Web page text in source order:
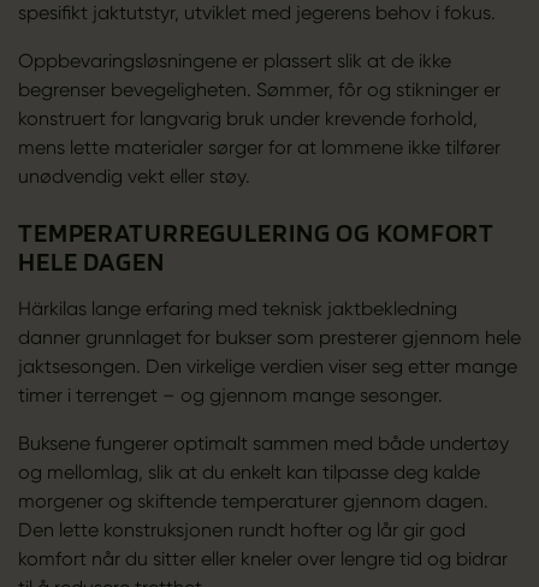
spesifikt jaktutstyr, utviklet med jegerens behov i fokus.
Oppbevaringsløsningene er plassert slik at de ikke
begrenser bevegeligheten. Sømmer, fôr og stikninger er
konstruert for langvarig bruk under krevende forhold,
mens lette materialer sørger for at lommene ikke tilfører
unødvendig vekt eller støy.
TEMPERATURREGULERING OG KOMFORT
HELE DAGEN
Härkilas lange erfaring med teknisk jaktbekledning
danner grunnlaget for bukser som presterer gjennom hele
jaktsesongen. Den virkelige verdien viser seg etter mange
timer i terrenget – og gjennom mange sesonger.
Buksene fungerer optimalt sammen med både undertøy
og mellomlag, slik at du enkelt kan tilpasse deg kalde
morgener og skiftende temperaturer gjennom dagen.
Den lette konstruksjonen rundt hofter og lår gir god
komfort når du sitter eller kneler over lengre tid og bidrar